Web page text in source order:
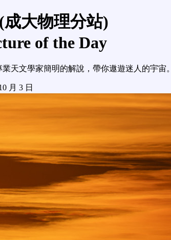
大物理分站)
of the Day
天文學家簡明的解說，帶你遨遊迷人的宇宙。
月 3 日